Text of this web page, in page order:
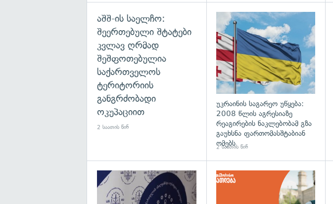
აშშ-ის საელჩო:
შეერთებული შტატები
კვლავ ღრმად
შეშფოთებულია
საქართველოს
ტერიტორიის
განგრძობადი
ოკუპაციით
2 საათის წინ
უკრაინის საგარეო უწყება:
2008 წლის აგრესიაზე
რეაგირების ნაკლებობამ გზა
გაუხსნა ფართომასშტაბიან
ომებს
2 საათის წინ
გადახედვა